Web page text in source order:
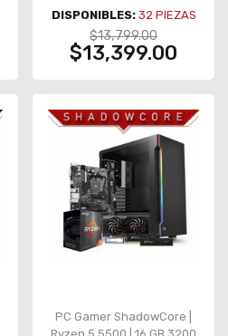
3050 6GB | 4 Ventiladores
DISPONIBLES: 32 PIEZAS
$13,799.00
$13,399.00
PC Gamer ShadowCore |